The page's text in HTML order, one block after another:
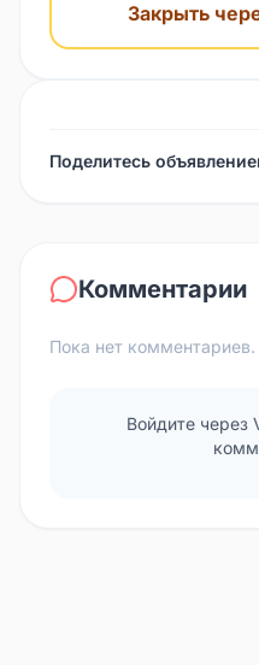
Закрыть
Поделитесь
Комментарии
Пока нет
Войдите через